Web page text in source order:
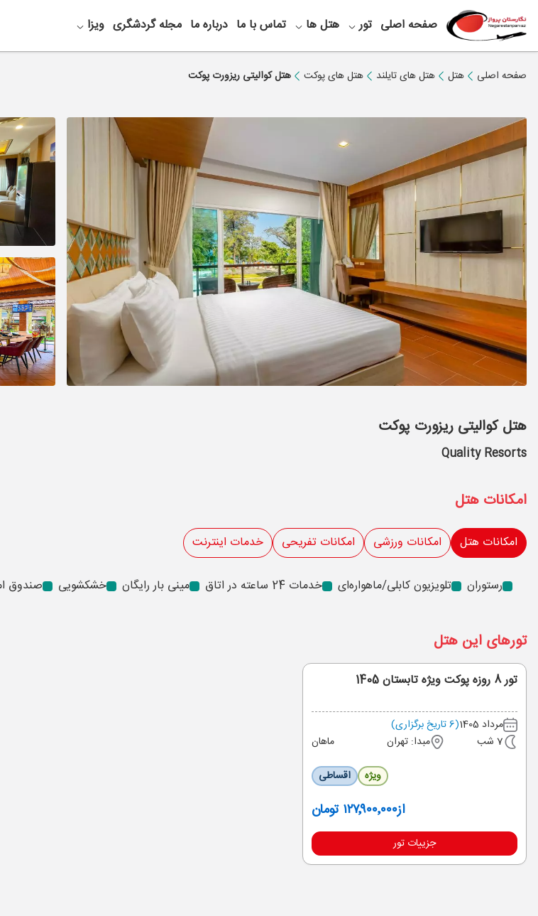
صفحه اصلی تور هتل ها تماس با ما درباره ما مجله گردشگری ویزا
صفحه اصلی هتل هتل های تایلند هتل های پوکت هتل کوالیتی ریزورت پوکت
هتل کوالیتی ریزورت پوکت
Quality Resorts
امکانات هتل
امکانات هتل امکانات ورزشی امکانات تفریحی خدمات اینترنت
رستوران تلویزیون کابلی/ماهواره‌ای خدمات 24 ساعته در اتاق مینی بار رایگان خشکشویی صندوق
تورهای این هتل
تور 8 روزه پوکت ویژه تابستان 1405
مرداد 1405
(6 تاریخ برگزاری)
7 شب
مبدا: تهران
ماهان
ویژه
اقساطی
از۱۲۷٬۹۰۰٬۰۰۰ تومان
جزییات تور